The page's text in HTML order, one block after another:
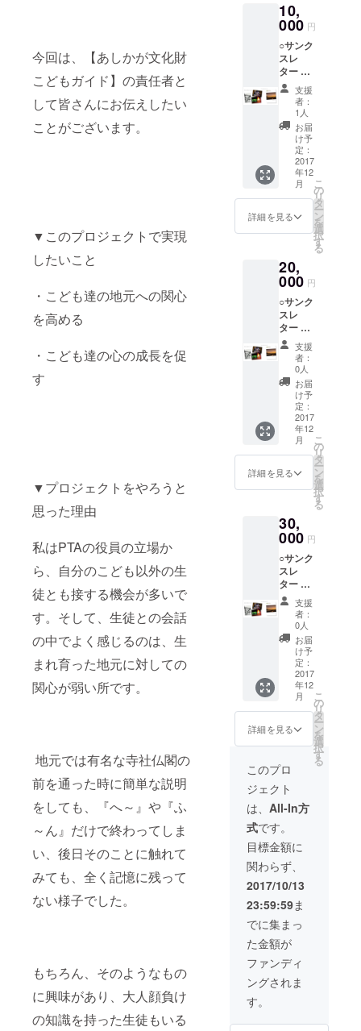
今回は、【あしかが文化財
こどもガイド】の責任者と
して皆さんにお伝えしたい
ことがございます。
▼このプロジェクトで実現
したいこと
・こども達の地元への関心
を高める
・こども達の心の成長を促
す
▼プロジェクトをやろうと
思った理由
私はPTAの役員の立場か
ら、自分のこども以外の生
徒とも接する機会が多いで
す。そして、生徒との会話
の中でよく感じるのは、生
まれ育った地元に対しての
関心が弱い所です。
地元では有名な寺社仏閣の
前を通った時に簡単な説明
をしても、『へ～』や『ふ
～ん』だけで終わってしま
い、後日そのことに触れて
みても、全く記憶に残って
ない様子でした。
もちろん、そのようなもの
に興味があり、大人顔負け
の知識を持った生徒もいる
10,
000 円
○サンク
スレ
ター ○
あども
いポス
トカー
ド3枚
セッ
ト
photo
by 折田
利弘
《発売
前先
行》 ○
あども
写真集
～足利
の歴史
と文化
～
photo
by 折田
利弘
《発売
前先
行》
支援
者：
1人
お届
け予
定：
2017
年12
月
詳細を見る
こ
の
リ
タ
ー
ン
を
選
択
す
る
20,
000 円
○サンク
スレ
ター ○
あども
いポス
トカー
ド3枚
セッ
ト
photo
by 折田
利弘
《発売
前先
行》 ○
あども
写真集
～足利
の歴史
と文化
～
photo
by 折田
利弘
《発売
前先
行》 ○
珈の菓
オリジ
ナル
コー
ヒード
リップ
載許可
済)
支援
者：
0人
お届
け予
定：
2017
年12
月
詳細を見る
こ
の
リ
タ
ー
ン
を
選
択
す
る
30,
000 円
○サンク
スレ
ター ○
あども
いポス
トカー
ド3枚
セッ
ト
photo
by 折田
利弘
《発売
前先
行》 ○
あども
いミニ
写真集
～足利
の歴史
と文化
～
photo
by 折田
利弘
《発売
前先
行》 ○
珈の菓
オリジ
ナル
コー
ヒード
リップ
載許可
支援
者：
0人
お届
け予
定：
2017
年12
月
詳細を見る
こ
の
リ
タ
ー
ン
を
選
択
す
る
このプロ
ジェクト
は、 All-In方
式です。
目標金額に
関わらず、
2017/10/13
23:59:59ま
でに集まっ
た金額が
ファンディ
ングされま
す。